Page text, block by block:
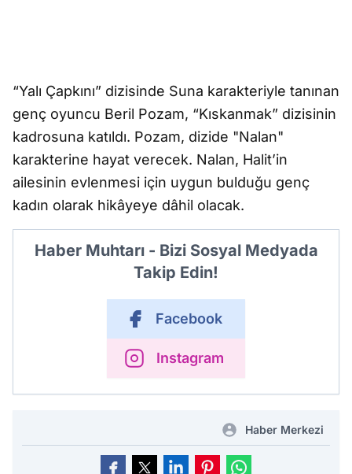
“Yalı Çapkını” dizisinde Suna karakteriyle tanınan
genç oyuncu Beril Pozam, “Kıskanmak” dizisinin
kadrosuna katıldı. Pozam, dizide "Nalan"
karakterine hayat verecek. Nalan, Halit’in
ailesinin evlenmesi için uygun bulduğu genç
kadın olarak hikâyeye dâhil olacak.
Haber Muhtarı - Bizi Sosyal Medyada
Takip Edin!
Facebook
Instagram
Haber Merkezi